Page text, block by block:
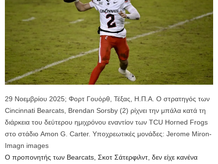
29 Νοεμβρίου 2025; Φορτ Γουόρθ, Τέξας, Η.Π.Α. Ο στρατηγός των
Cincinnati Bearcats, Brendan Sorsby (2) ρίχνει την μπάλα κατά τη
διάρκεια του δεύτερου ημιχρόνου εναντίον των TCU Horned Frogs
στο στάδιο Amon G. Carter. Υποχρεωτικές μονάδες: Jerome Miron-
Imagn images
Ο προπονητής των Bearcats, Σκοτ ​​Σάτερφιλντ, δεν είχε κανένα